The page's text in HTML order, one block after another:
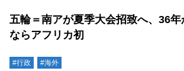
五輪＝南アが夏季大会招致へ、36
ならアフリカ初
#行政 #海外